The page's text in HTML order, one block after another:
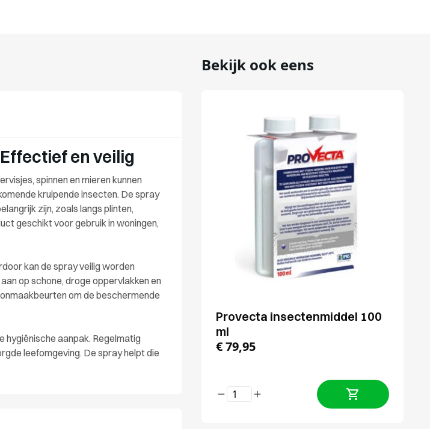
en veilig
spinnen en mieren kunnen
kruipende insecten. De spray
zijn, zoals langs plinten,
geschikt voor gebruik in woningen,
kan de spray veilig worden
op schone, droge oppervlakken en
om de beschermende
hygiënische aanpak. Regelmatig
leefomgeving. De spray helpt die
Bekijk ook eens
Provecta insectenmiddel 100
ml
€79,95